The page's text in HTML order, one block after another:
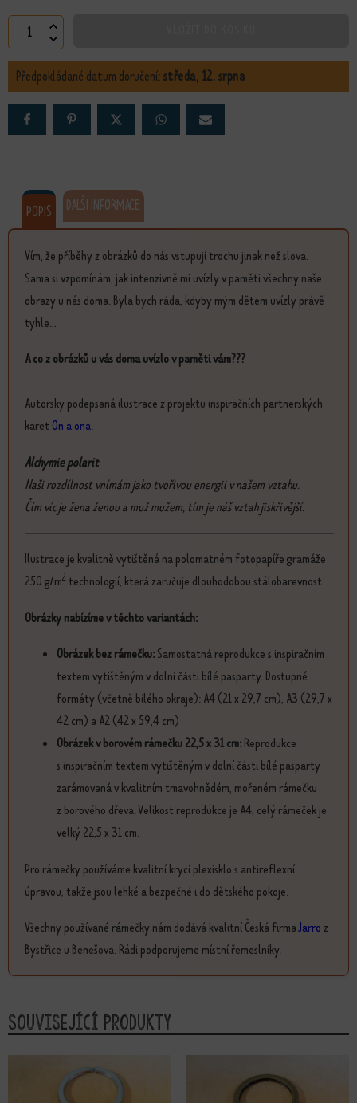
Alchymie polarit množství
Předpokládané datum doručení:středa, 12. srpna
POPIS DALŠÍ INFORMACE
Vím, že příběhy z obrázků do nás vstupují trochu jinak než slova.
Sama si vzpomínám, jak intenzivně mi uvízly v paměti všechny naše
obrazy u nás doma. Byla bych ráda, kdyby mým dětem uvízly právě
tyhle...
A co z obrázků u vás doma uvízlo v paměti vám???
Autorsky podepsaná ilustrace z projektu inspiračních partnerských
karet On a ona.
Alchymie polarit
Naši rozdílnost vnímám jako tvořivou energii v našem vztahu.
Čím víc je žena ženou a muž mužem, tím je náš vztah jiskřivější.
Ilustrace je kvalitně vytištěná na polomatném fotopapíře gramáže
250 g/m2 technologií, která zaručuje dlouhodobou stálobarevnost.
Obrázky nabízíme v těchto variantách:
Obrázek bez rámečku:Samostatná reprodukce s inspiračním
textem vytištěným v dolní části bílé pasparty. Dostupné
formáty (včetně bílého okraje): A4 (21 x 29,7 cm), A3 (29,7 x
42 cm) a A2 (42 x 59,4 cm)
Obrázek v borovém rámečku 22,5 x 31 cm:Reprodukce
s inspiračním textem vytištěným v dolní části bílé pasparty
zarámovaná v kvalitním tmavohnědém, mořeném rámečku
z borového dřeva. Velikost reprodukce je A4, celý rámeček je
velký 22,5 x 31 cm.
Pro rámečky používáme kvalitní krycí plexisklo s antireflexní
úpravou, takže jsou lehké a bezpečné i do dětského pokoje.
Všechny používané rámečky nám dodává kvalitní Česká firmaJarroz
Bystřice u Benešova. Rádi podporujeme místní řemeslníky.
Související produkty